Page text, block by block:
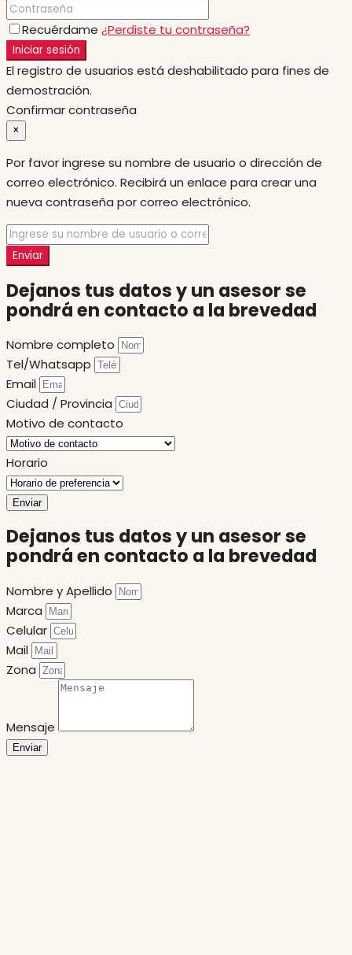
Recuérdame ¿Perdiste tu contraseña?
Iniciar sesión
El registro de usuarios está deshabilitado para fines de
demostración.
Confirmar contraseña
×
Por favor ingrese su nombre de usuario o dirección de
correo electrónico. Recibirá un enlace para crear una
nueva contraseña por correo electrónico.
Enviar
Dejanos tus datos y un asesor se
pondrá en contacto a la brevedad
Nombre completo
Tel/Whatsapp
Email
Ciudad / Provincia
Motivo de contacto
Horario
Enviar
Dejanos tus datos y un asesor se
pondrá en contacto a la brevedad
Nombre y Apellido
Marca
Celular
Mail
Zona
Mensaje
Enviar